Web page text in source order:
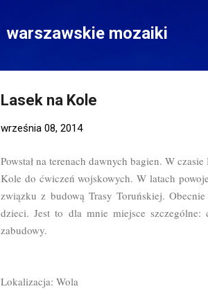
warszawskie mozaiki
Lasek na Kole
września 08, 2014
Powstał na terenach dawnych bagien. W
Kole do ćwiczeń wojskowych. W latach
związku z budową Trasy Toruńskiej.
dzieci. Jest to dla mnie miejsce
zabudowy.
Lokalizacja: Wola